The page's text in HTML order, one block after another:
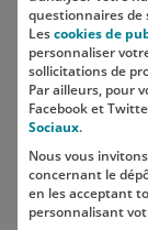
questionnaires
Lescookies de
personnaliser
sollicitations de
Par ailleurs, pour
Facebook et
Sociaux.
Nous vous
concernant le
en les acceptant
personnalisant